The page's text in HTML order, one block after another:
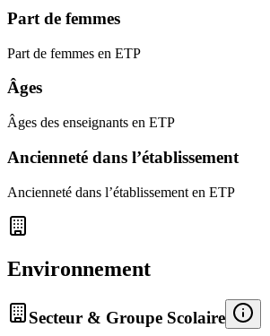
Part de femmes
Part de femmes en ETP
Âges
Âges des enseignants en ETP
Ancienneté dans l’établissement
Ancienneté dans l’établissement en ETP
Environnement
Secteur & Groupe Scolaire